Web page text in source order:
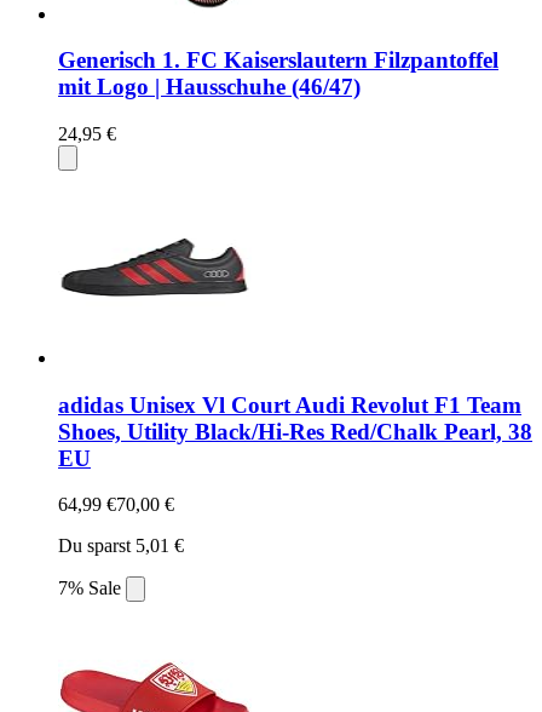
Generisch 1. FC Kaiserslautern Filzpantoffel
mit Logo | Hausschuhe (46/47)
24,95 €
adidas Unisex Vl Court Audi Revolut F1 Team
Shoes, Utility Black/Hi-Res Red/Chalk Pearl, 38
EU
64,99 €70,00 €
Du sparst 5,01 €
7% Sale